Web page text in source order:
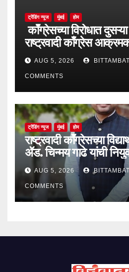
ट्रेंडिंग न्यूज मुंबई होम
काँग्रेसच्या विरोधात दुसऱ्या
राष्ट्रवादी काँग्रेस
AUG 5, 2026
COMMENTS
ट्रेंडिंग न्यूज मुंबई होम
राष्ट्रवादी काँग्रेसच्या
ॲड. चिन्मय गाढे यांची
AUG 5, 2026
COMMENTS